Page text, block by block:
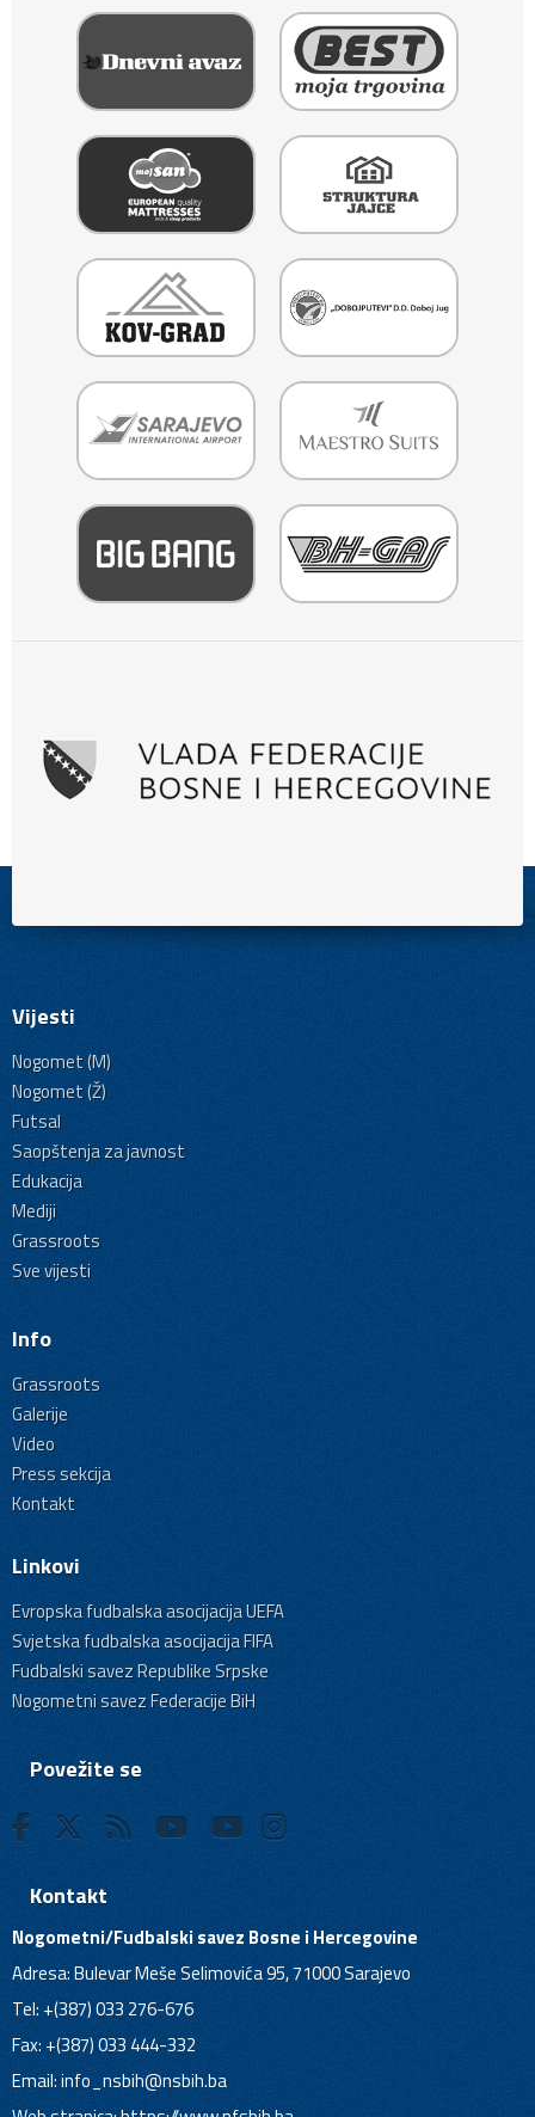
Vijesti
Nogomet (M)
Nogomet (Ž)
Futsal
Saopštenja za javnost
Edukacija
Mediji
Grassroots
Sve vijesti
Info
Grassroots
Galerije
Video
Press sekcija
Kontakt
Linkovi
Evropska fudbalska asocijacija UEFA
Svjetska fudbalska asocijacija FIFA
Fudbalski savez Republike Srpske
Nogometni savez Federacije BiH
Povežite se
Kontakt
Nogometni/Fudbalski savez Bosne i Hercegovine
Adresa: Bulevar Meše Selimovića 95, 71000 Sarajevo
Tel: +(387) 033 276-676
Fax: +(387) 033 444-332
Email:info_nsbih@nsbih.ba